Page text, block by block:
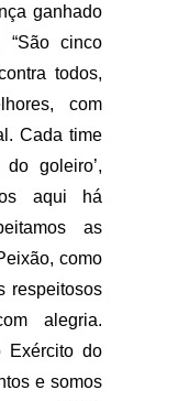
ganhado
cinco
todos,
com
Cada time
goleiro’,
aqui há
as
como
respeitosos
alegria.
Exército do
e somos